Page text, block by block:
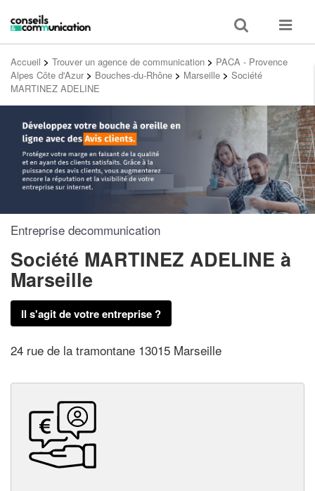
Toggle
search
Toggle
Accueil > Trouver un agence de communication > PACA - Provence
Alpes Côte d'Azur > Bouches-du-Rhône > Marseille > Société
MARTINEZ ADELINE
Entreprise decommunication
Société MARTINEZ ADELINE à
Marseille
Il s'agit de votre entreprise ?
24 rue de la tramontane 13015 Marseille